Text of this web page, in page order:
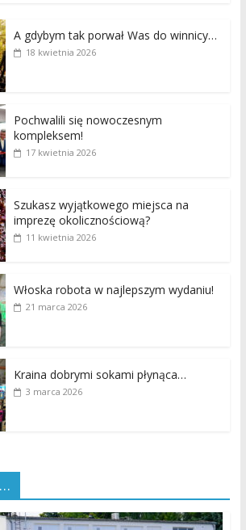
A gdybym tak porwał Was do winnicy…
18 kwietnia 2026
Pochwalili się nowoczesnym
kompleksem!
17 kwietnia 2026
Szukasz wyjątkowego miejsca na
imprezę okolicznościową?
11 kwietnia 2026
Włoska robota w najlepszym wydaniu!
21 marca 2026
Kraina dobrymi sokami płynąca…
3 marca 2026